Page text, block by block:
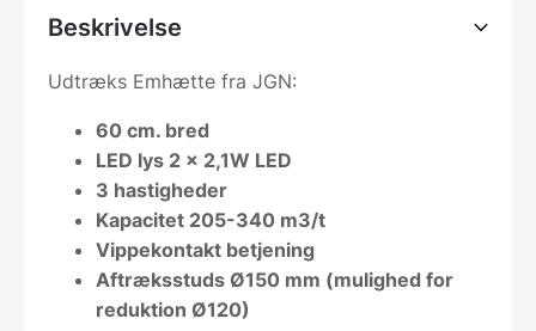
Beskrivelse
Udtræks Emhætte fra JGN:
60 cm. bred
LED lys 2 x 2,1W LED
3 hastigheder
Kapacitet 205-340 m3/t
Vippekontakt betjening
Aftræksstuds Ø150 mm (mulighed for
reduktion Ø120)